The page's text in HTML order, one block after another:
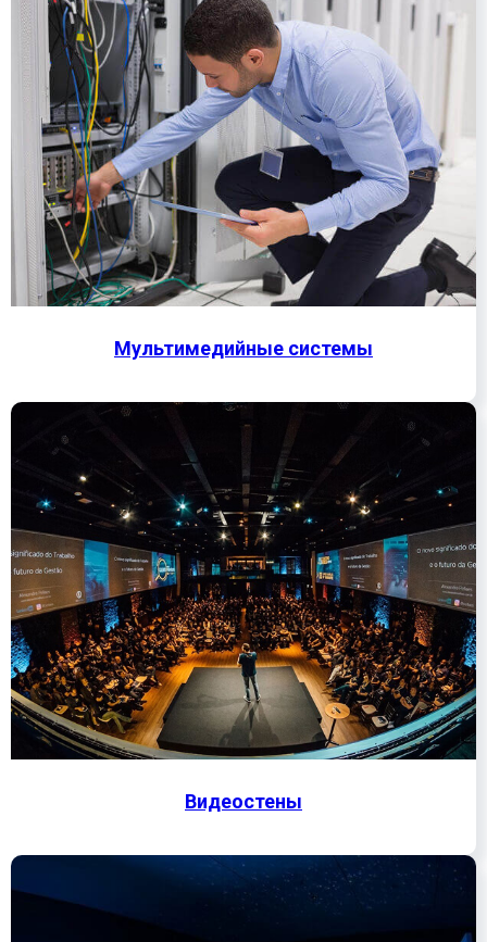
Мультимедийные системы
Видеостены